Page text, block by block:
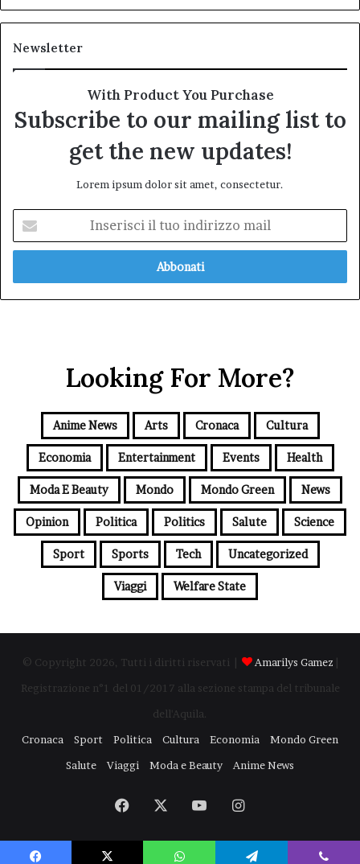
Newsletter
With Product You Purchase
Subscribe to our mailing list to
get the new updates!
Lorem ipsum dolor sit amet, consectetur.
tuo
mail
Looking For More?
Anime News Arts Cronaca Cultura
Economia Entertainment Events Health
Moda E Beauty Mondo Mondo Green News
Opinion Politica Politics Salute Science
Sport Sports Tech Uncategorized
Viaggi Welfare State
© Copyright 2026, Tutti i diritti riservati | Amarilys Gamez
Registrazione n°1 del 01/2017 alla sezione stampa del tribunale
dell'Aquila.
Cronaca
Sport Politica Cultura Economia
Mondo Green
Salute
Viaggi Moda e Beauty Anime News
Facebook You
Tube
Instagram